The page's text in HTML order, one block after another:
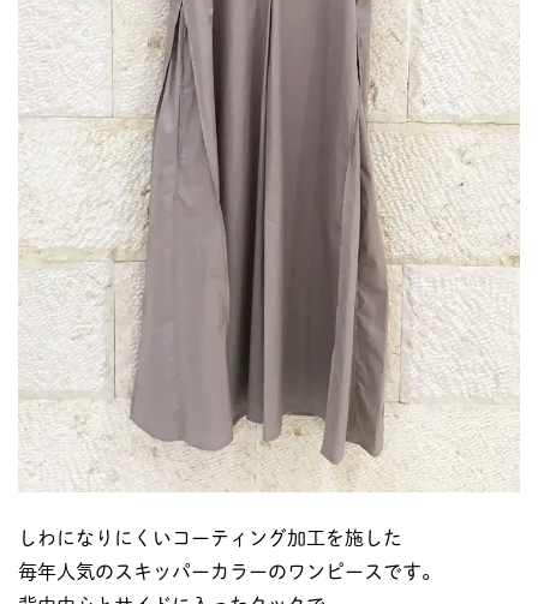
しわになりにくいコーティング加工を施した
毎年人気のスキッパーカラーのワンピースです。